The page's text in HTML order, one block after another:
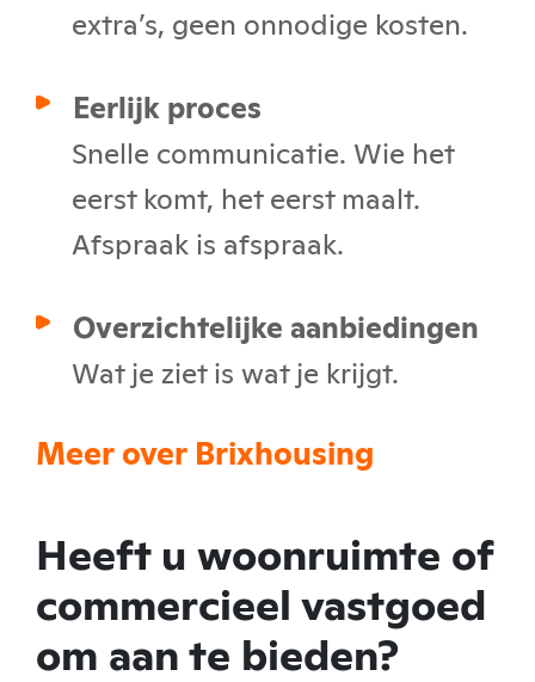
extra’s, geen onnodige kosten.
Eerlijk proces
Snelle communicatie. Wie het
eerst komt, het eerst maalt.
Afspraak is afspraak.
Overzichtelijke aanbiedingen
Wat je ziet is wat je krijgt.
Meer over Brixhousing
Heeft u woonruimte of
commercieel vastgoed
om aan te bieden?